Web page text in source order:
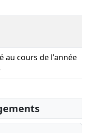
au cours de l'année